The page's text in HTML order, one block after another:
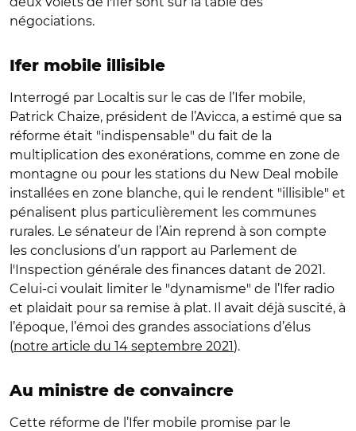
négociations.
Ifer mobile illisible
Interrogé par Localtis sur le cas de l’Ifer mobile,
Patrick Chaize, président de l’Avicca, a estimé que sa
réforme était "indispensable" du fait de la
multiplication des exonérations, comme en zone de
montagne ou pour les stations du New Deal mobile
installées en zone blanche, qui le rendent "illisible" et
pénalisent plus particulièrement les communes
rurales. Le sénateur de l’Ain reprend à son compte
les conclusions d’un rapport au Parlement de
l'Inspection générale des finances datant de 2021.
Celui-ci voulait limiter le "dynamisme" de l’Ifer radio
et plaidait pour sa remise à plat. Il avait déjà suscité, à
l’époque, l’émoi des grandes associations d’élus
(notre article du 14 septembre 2021).
Au ministre de convaincre
Cette réforme de l’Ifer mobile promise par le